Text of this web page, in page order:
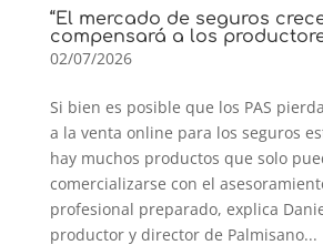
“El mercado de seguros
compensará a los
02/07/2026
Si bien es posible que los PAS
a la venta online para los seguros
hay muchos productos que solo
comercializarse con el
profesional preparado, explica
productor y director de Palmisano...